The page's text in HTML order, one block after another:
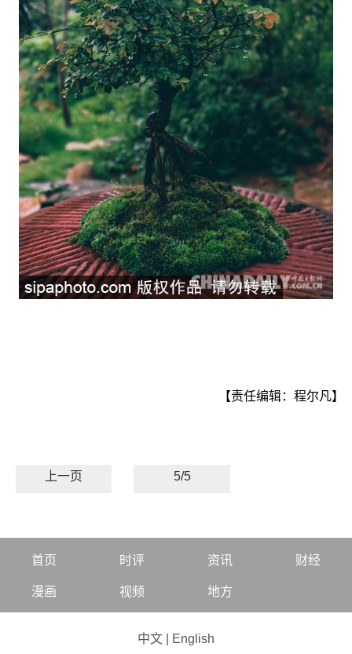
【责任编辑：程尔凡】
上一页 5/5
首页 时评 资讯 财经
漫画 视频 地方
中文 English